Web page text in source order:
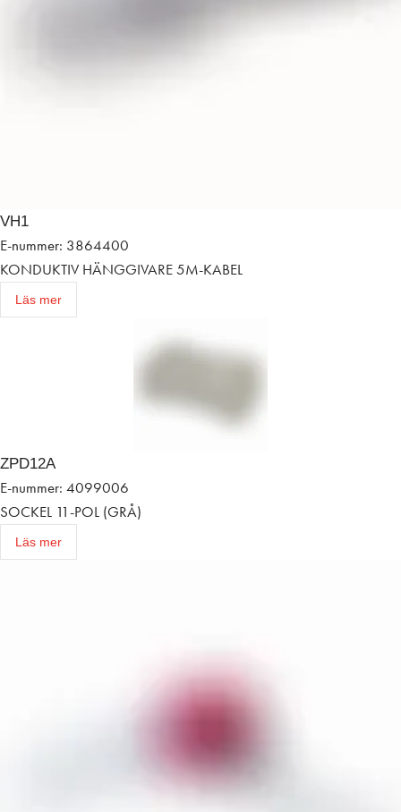
VH1
E-nummer: 3864400
KONDUKTIV HÄNGGIVARE 5M-KABEL
Läs mer
ZPD12A
E-nummer: 4099006
SOCKEL 11-POL (GRÅ)
Läs mer